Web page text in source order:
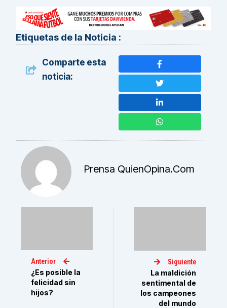
Etiquetas de la Noticia :
Comparte esta
noticia:
Prensa QuienOpina.com
Anterior
¿Es posible la
felicidad sin
hijos?
Siguiente
La maldición
sentimental de
los campeones
del mundo